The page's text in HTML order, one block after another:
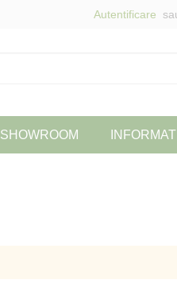
Autentificare
SHOWROOM INFORMATII